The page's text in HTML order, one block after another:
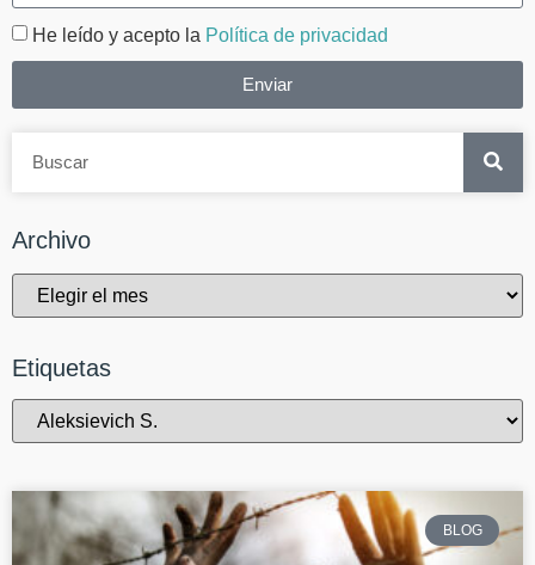
He leído y acepto la Política de privacidad
Enviar
Archivo
Etiquetas
BLOG